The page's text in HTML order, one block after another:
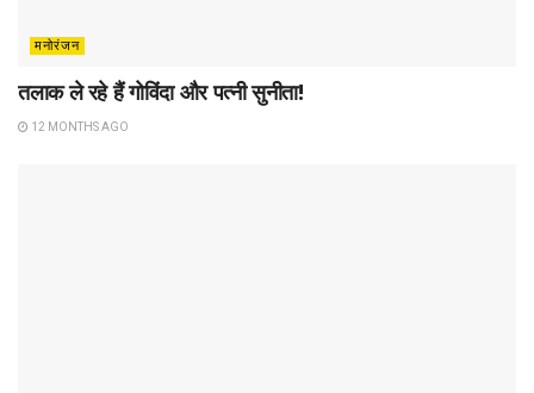
मनोरंजन
तलाक ले रहे हैं गोविंदा और पत्नी सुनीता!
12 MONTHS AGO